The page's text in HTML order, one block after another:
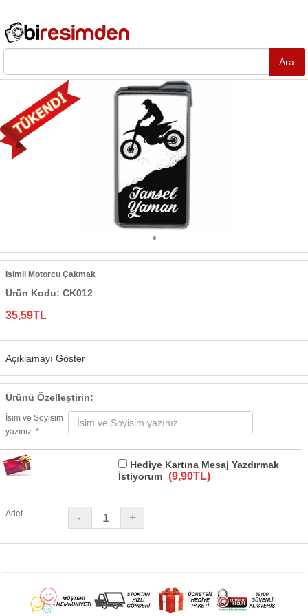
İsimli Motorcu Çakmak
Ürün Kodu: CK012
35,59TL
Açıklamayı Göster
Ürünü Özelleştirin:
İsim ve Soyisim
yazınız. *
Hediye Kartına Mesaj Yazdırmak
İstiyorum (9,90TL)
Adet